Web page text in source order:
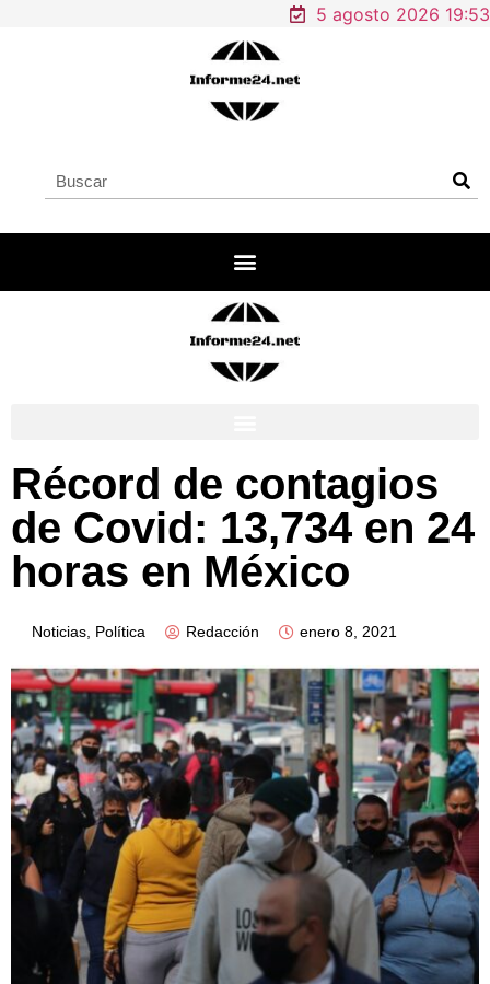
5 agosto 2026 19:53
Récord de contagios
de Covid: 13,734 en 24
horas en México
Noticias, Política Redacción enero 8, 2021